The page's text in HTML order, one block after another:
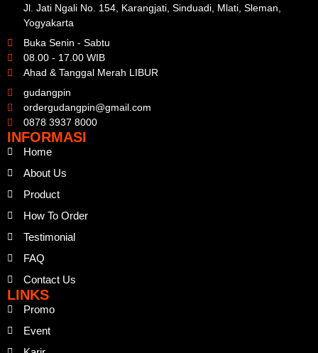
Jl. Jati Ngali No. 154, Karangjati, Sinduadi, Mlati, Sleman,
Yogyakarta
Buka Senin - Sabtu
08.00 - 17.00 WIB
Ahad & Tanggal Merah LIBUR
gudangpin
ordergudangpin@gmail.com
0878 3937 8000
INFORMASI
Home
About Us
Product
How To Order
Testimonial
FAQ
Contact Us
LINKS
Promo
Event